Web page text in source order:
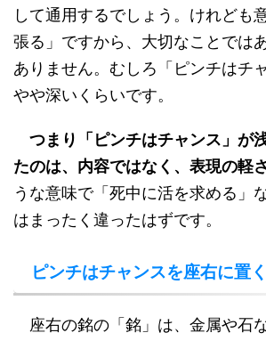
して通用するでしょう。けれども
張る」ですから、大切なことでは
ありません。むしろ「ピンチはチ
やや深いくらいです。
つまり「ピンチはチャンス」が
たのは、内容ではなく、表現の軽
うな意味で「死中に活を求める」
はまったく違ったはずです。
ピンチはチャンスを座右に置
座右の銘の「銘」は、金属や石